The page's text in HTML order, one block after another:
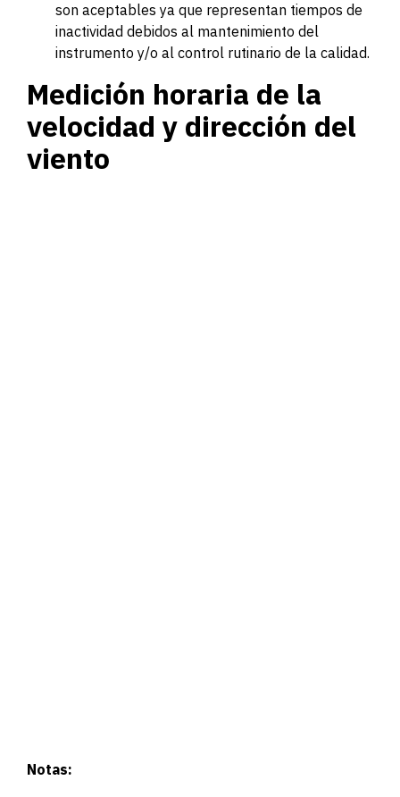
son aceptables ya que representan tiempos de
inactividad debidos al mantenimiento del
instrumento y/o al control rutinario de la calidad.
Medición horaria de la
velocidad y dirección del
viento
Notas: